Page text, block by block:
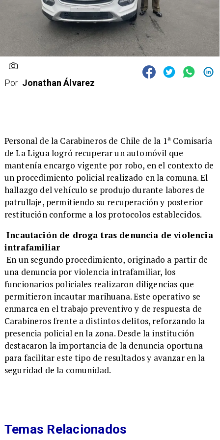
Por Jonathan Álvarez
​Personal de la Carabineros de Chile de la 1ª Comisaría
de La Ligua logró recuperar un automóvil que
mantenía encargo vigente por robo, en el contexto de
un procedimiento policial realizado en la comuna. El
hallazgo del vehículo se produjo durante labores de
patrullaje, permitiendo su recuperación y posterior
restitución conforme a los protocolos establecidos.
Incautación de droga tras denuncia de violencia
intrafamiliar
En un segundo procedimiento, originado a partir de
una denuncia por violencia intrafamiliar, los
funcionarios policiales realizaron diligencias que
permitieron incautar marihuana. Este operativo se
enmarca en el trabajo preventivo y de respuesta de
Carabineros frente a distintos delitos, reforzando la
presencia policial en la zona. Desde la institución
destacaron la importancia de la denuncia oportuna
para facilitar este tipo de resultados y avanzar en la
seguridad de la comunidad.
Temas Relacionados